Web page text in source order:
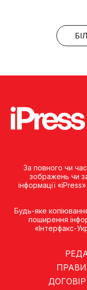
За повного чи
зображень чи
інформації
Будь-яке
поширення
«Iнтерфакс-